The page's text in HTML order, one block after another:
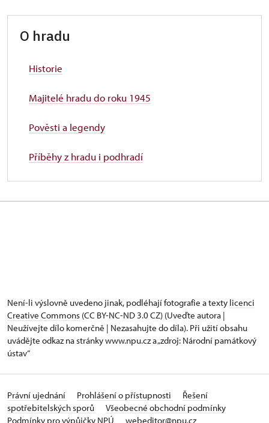
O hradu
Historie
Majitelé hradu do roku 1945
Pověsti a legendy
Příběhy z hradu i podhradí
Není-li výslovně uvedeno jinak, podléhají fotografie a texty licenci
Creative Commons (CC BY-NC-ND 3.0 CZ) (Uveďte autora |
Neužívejte dílo komerčně | Nezasahujte do díla). Při užití obsahu
uvádějte odkaz na stránky www.npu.cz a „zdroj: Národní památkový
ústav“
Právní ujednání Prohlášení o přístupnosti
Řešení
spotřebitelských sporů
Všeobecné obchodní podmínky
Podmínky pro výpůjčky NPÚ
webeditor@npu.cz